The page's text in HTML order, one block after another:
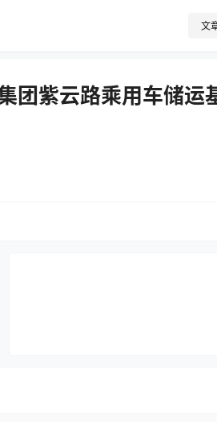
文
团紫云路乘用车储运